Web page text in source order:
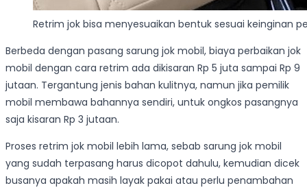
Retrim jok bisa menyesuaikan bentuk sesuai keinginan
Berbeda dengan pasang sarung jok mobil, biaya perbaikan jok
mobil dengan cara retrim ada dikisaran Rp 5 juta sampai Rp 9
jutaan. Tergantung jenis bahan kulitnya, namun jika pemilik
mobil membawa bahannya sendiri, untuk ongkos pasangnya
saja kisaran Rp 3 jutaan.
Proses retrim jok mobil lebih lama, sebab sarung jok mobil
yang sudah terpasang harus dicopot dahulu, kemudian dicek
busanya apakah masih layak pakai atau perlu penambahan